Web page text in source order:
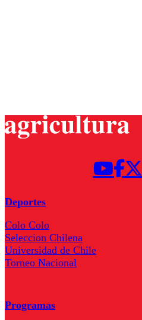
Deportes
Colo Colo
Seleccion Chilena
Universidad de Chile
Torneo Nacional
Programas